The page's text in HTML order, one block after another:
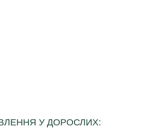
У ДОРОСЛИХ: